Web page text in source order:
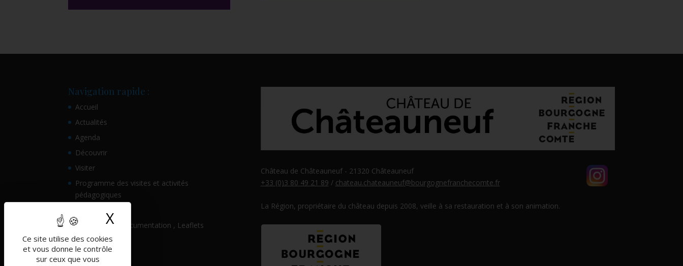
Ce site utilise des cookies
et vous donne le contrôle
sur ceux que vous
X Masquer le bandeau des cookies
Navigation rapide :
Accueil
Actualités
Agenda
Découvrir
Visiter
Programme des visites et activités
pédagogiques
Ressources , Documentation , Leaflets
Pratique
Partenaires
Château de Châteauneuf - 21320 Châteauneuf
+33 (0)3 80 49 21 89 / chateau.chateauneuf@bourgognefranchecomte.fr
La Région, propriétaire du château depuis 2008, veille à sa restauration et à son animation.